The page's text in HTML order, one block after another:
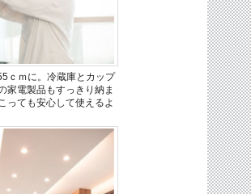
ｃｍに。冷蔵庫とカップ
家電製品もすっきり納ま
っても安心して使えるよ